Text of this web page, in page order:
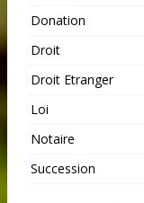
Donation
Droit
Droit Etranger
Loi
Notaire
Succession